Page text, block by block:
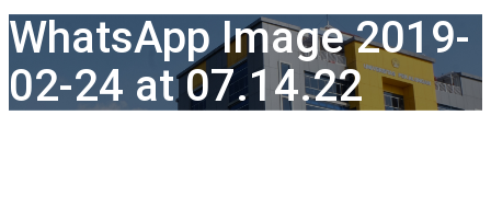
WhatsApp Image 2019-
02-24 at 07.14.22